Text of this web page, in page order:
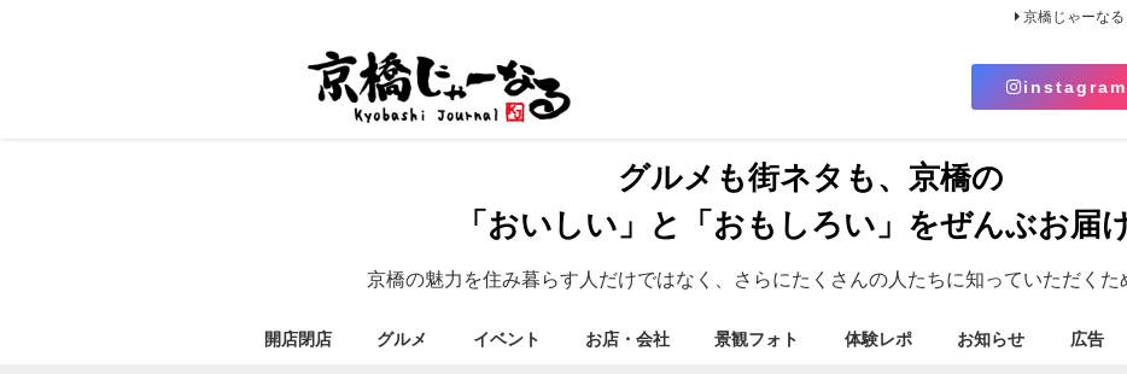
京橋じゃーなる
instagram
グルメも街ネタも、京橋の
「おいしい」と「おもしろい」をぜんぶお届
京橋の魅力を住み暮らす人だけではなく、さらにたくさんの人たちに知っていただくた
開店閉店 グルメ イベント お店・会社 景観フォト 体験レポ お知らせ 広告